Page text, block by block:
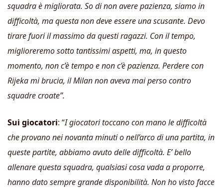
squadra è migliorata. So di non avere pazienza, siamo in
difficoltà, ma questa non deve essere una scusante. Devo
tirare fuori il massimo da questi ragazzi. Con il tempo,
miglioreremo sotto tantissimi aspetti, ma, in questo
momento, non c’è tempo e non c’è pazienza. Perdere con
Rijeka mi brucia, il Milan non aveva mai perso contro
squadre croate”.
Sui giocatori: “I giocatori toccano con mano le difficoltà
che provano nei novanta minuti o nell’arco di una partita, in
queste partite, abbiamo avuto delle difficoltà. E’ bello
allenare questa squadra, qualsiasi cosa vada a proporre,
hanno dato sempre grande disponibilità. Non ho visto facce